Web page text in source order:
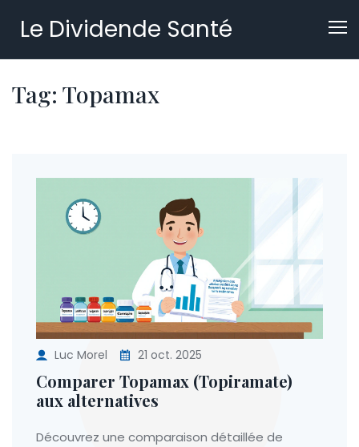
Le Dividende Santé
Tag: Topamax
Luc Morel 21 oct. 2025
Comparer Topamax (Topiramate)
aux alternatives
Découvrez une comparaison détaillée de